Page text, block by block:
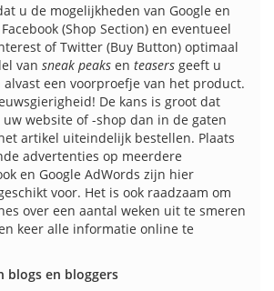
u de mogelijkheden van Google en
(Shop Section) en eventueel
of Twitter (Buy Button) optimaal
van sneak peaks en teasers geeft u
een voorproefje van het product.
De kans is groot dat
website of -shop dan in de gaten
artikel uiteindelijk bestellen. Plaats
advertenties op meerdere
en Google AdWords zijn hier
voor. Het is ook raadzaam om
over een aantal weken uit te smeren
keer alle informatie online te
blogs en bloggers